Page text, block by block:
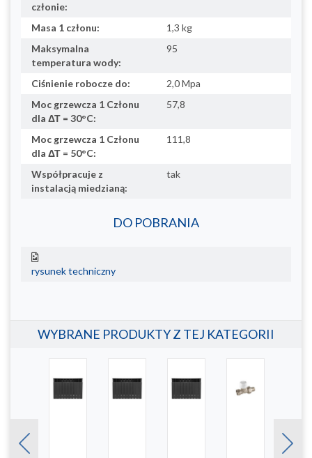
członie:
Masa 1 członu:
1,3 kg
Maksymalna
temperatura wody:
95
Ciśnienie robocze do:
2,0 Mpa
Moc grzewcza 1 Członu
dla ΔΤ = 30°C:
57,8
Moc grzewcza 1 Członu
dla ΔΤ = 50°C:
111,8
Współpracuje z
instalacją miedzianą:
tak
DO POBRANIA
rysunek techniczny
WYBRANE PRODUKTY Z TEJ KATEGORII